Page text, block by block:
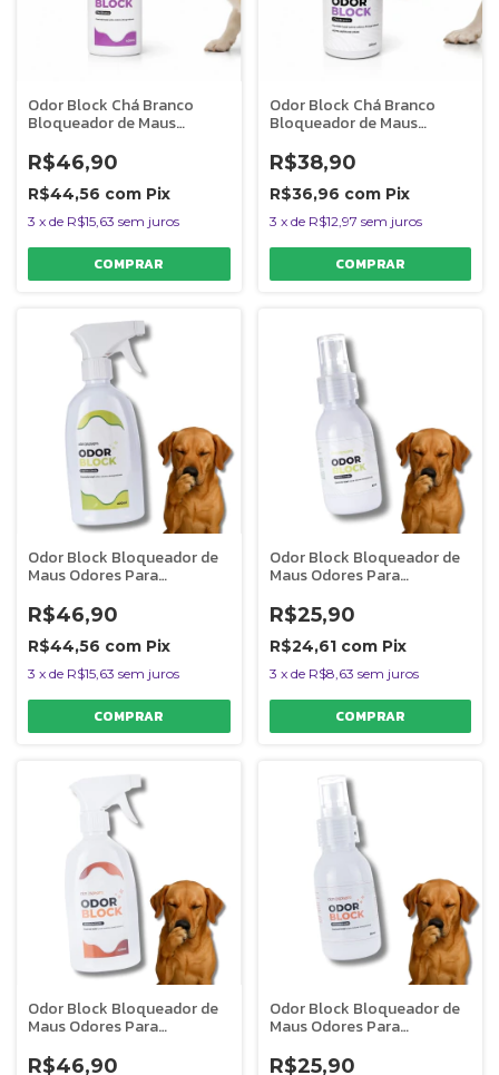
Odor Block Chá Branco
Bloqueador de Maus
400ml
R$46,90
R$44,56 com Pix
3 x de R$15,63 sem juros
Odor Block Chá Branco
Bloqueador de Maus
200ml
R$38,90
R$36,96 com Pix
3 x de R$12,97 sem juros
Odor Block Bloqueador de
Maus Odores Para
400ml
R$46,90
R$44,56 com Pix
3 x de R$15,63 sem juros
Odor Block Bloqueador de
Maus Odores Para
60ml
R$25,90
R$24,61 com Pix
3 x de R$8,63 sem juros
Odor Block Bloqueador de
Maus Odores Para
400ml
R$46,90
Odor Block Bloqueador de
Maus Odores Para
60ml
R$25,90